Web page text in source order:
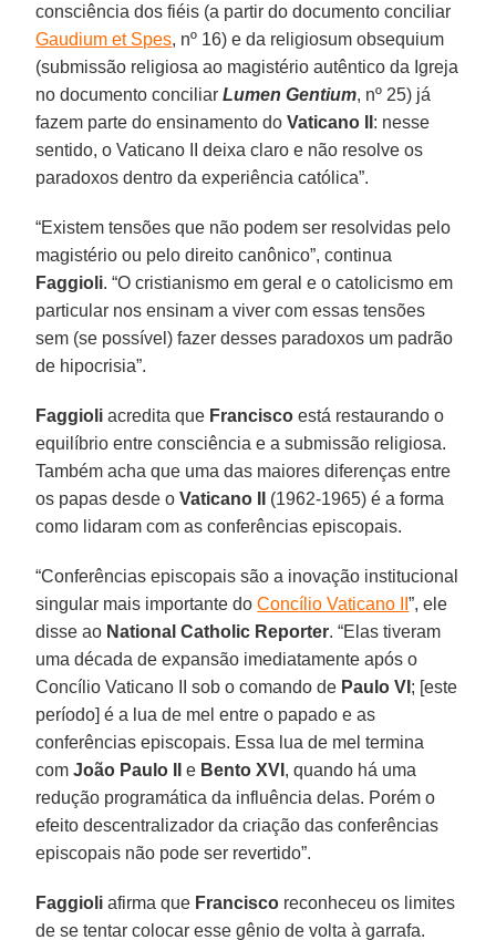
consciência dos fiéis (a partir do documento conciliar
Gaudium et Spes, nº 16) e da religiosum obsequium
(submissão religiosa ao magistério autêntico da Igreja
no documento conciliarLumen Gentium, nº 25) já
fazem parte do ensinamento doVaticano II : nesse
sentido, o Vaticano II deixa claro e não resolve os
paradoxos dentro da experiência católica”.
“Existem tensões que não podem ser resolvidas pelo
magistério ou pelo direito canônico”, continua
Faggioli. “O cristianismo em geral e o catolicismo em
particular nos ensinam a viver com essas tensões
sem (se possível) fazer desses paradoxos um padrão
de hipocrisia”.
Faggioli acredita que Francisco está restaurando o
equilíbrio entre consciência e a submissão religiosa.
Também acha que uma das maiores diferenças entre
os papas desde oVaticano II
(1962-1965) é a forma
como lidaram com as conferências episcopais.
“Conferências episcopais são a inovação institucional
singular mais importante doConcílio Vaticano II”, ele
disse ao National Catholic Reporter. “Elas tiveram
uma década de expansão imediatamente após o
Concílio Vaticano II sob o comando de Paulo VI ; [este
período] é a lua de mel entre o papado e as
conferências episcopais. Essa lua de mel termina
com João Paulo II e Bento XVI , quando há uma
redução programática da influência delas. Porém o
efeito descentralizador da criação das conferências
episcopais não pode ser revertido”.
Faggioli afirma que Francisco reconheceu os limites
de se tentar colocar esse gênio de volta à garrafa.